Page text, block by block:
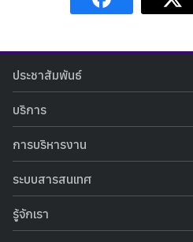
ประชาสัมพันธ์
ข่าวประชาสัมพันธ์
ข่าวกิจกรรม
รางวัลแห่งความภาคภูมิใจ
คำถามที่พบบ่อย
บริการ
ท้องฟ้าจำลอง
นิทรรศการถาวร
ศูนย์สร้างสรรค์เยาวชน
กิจกรรมส่งเสริมการเรียนรู้และบริการการ
การบริหารงาน
รายงานผลการดำเนินงาน
คำสั่งมอบหมายปฏิบัติหน้าที่
คู่มือการให้บริการ
ระบบสารสนเทศ
ฐานข้อมูลโครงการประกวดโครงงานวิทย
รายงานผลการดำเนินงานของศูนย์วิทยาศา
รู้จักเรา
ข้อมูลทั่วไป